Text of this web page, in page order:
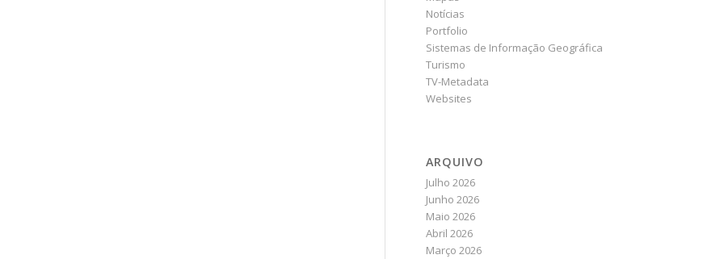
Notícias
Portfolio
Sistemas de Informação Geográfica
Turismo
TV-Metadata
Websites
ARQUIVO
Julho 2026
Junho 2026
Maio 2026
Abril 2026
Março 2026